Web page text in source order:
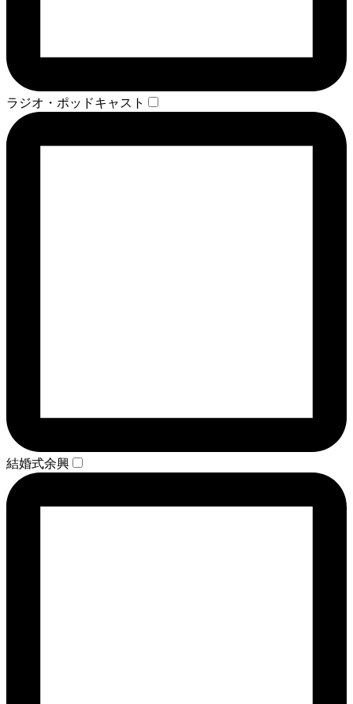
ラジオ・ポッドキャスト
結婚式余興